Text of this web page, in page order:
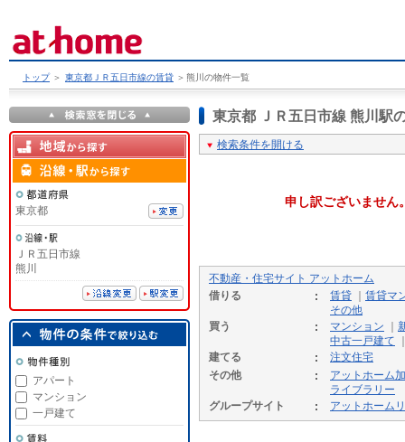
トップ ＞ 東京都ＪＲ五日市線の賃貸 ＞ 熊川の物件一覧
東京都 ＪＲ五日市線 熊川駅
検索条件を開ける
申し訳ございません
不動産・住宅サイト アットホーム
借りる
賃貸
賃貸マ
その他
買う
マンション
中古一戸建て
建てる
注文住宅
その他
アットホーム
ライブラリー
グループサイト
アットホーム
東京都
ＪＲ五日市線
熊川
アパート
マンション
一戸建て